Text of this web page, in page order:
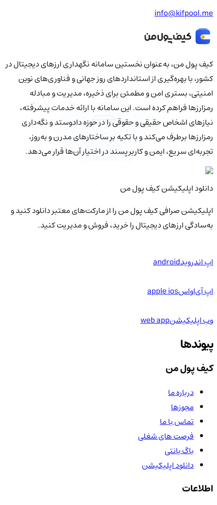
info@kifpool.me
کیف‌ پول من، به‌عنوان نخستین سامانه نگهداری ارزهای دیجیتال در
کشور، با بهره‌گیری از استانداردهای روز جهانی و فناوری‌های نوین
امنیتی، بستری امن و مطمئن برای ذخیره، مدیریت و مبادله
رمزارزها فراهم کرده است. این سامانه با ارائه خدمات پیشرفته،
نیازهای اشخاص حقیقی و حقوقی را در حوزه دادوستد و نگه‌داری
رمزارزها برطرف می‌کند و با تکیه بر ساختارهای مدرن و به‌روز،
تجربه‌ای سریع، ایمن و کاربرپسند در اختیار آن‌ها قرار می‌دهد.
دانلود اپلیکیشن کیف‌ پول من
اپلیکیشن صرافی کیف پول من را از مارکت‌های معتبر دانلود کنید و
به‌سادگی ارزهای دیجیتال را خرید، فروش و مدیریت کنید.
اپ اندرویدandroid
اپ آی‌او‌اسapple ios
وب اپلیکیشنweb app
پیوندها
کیف پول من
درباره ما
مجوزها
تماس با ما
فرصت های شغلی
باگ بانتی
دانلود اپلیکیشن
اطلاعات